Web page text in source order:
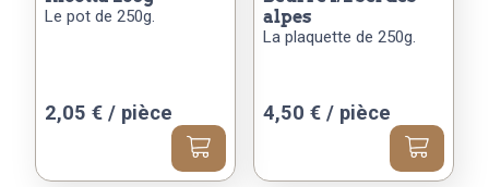
Le pot de 250g.
2,05 € / pièce
alpes
La plaquette de 250g.
4,50 € / pièce